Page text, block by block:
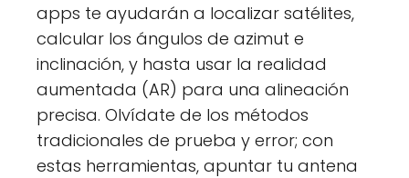
apps te ayudarán a localizar satélites,
calcular los ángulos de azimut e
inclinación, y hasta usar la realidad
aumentada (AR) para una alineación
precisa. Olvídate de los métodos
tradicionales de prueba y error; con
estas herramientas, apuntar tu antena